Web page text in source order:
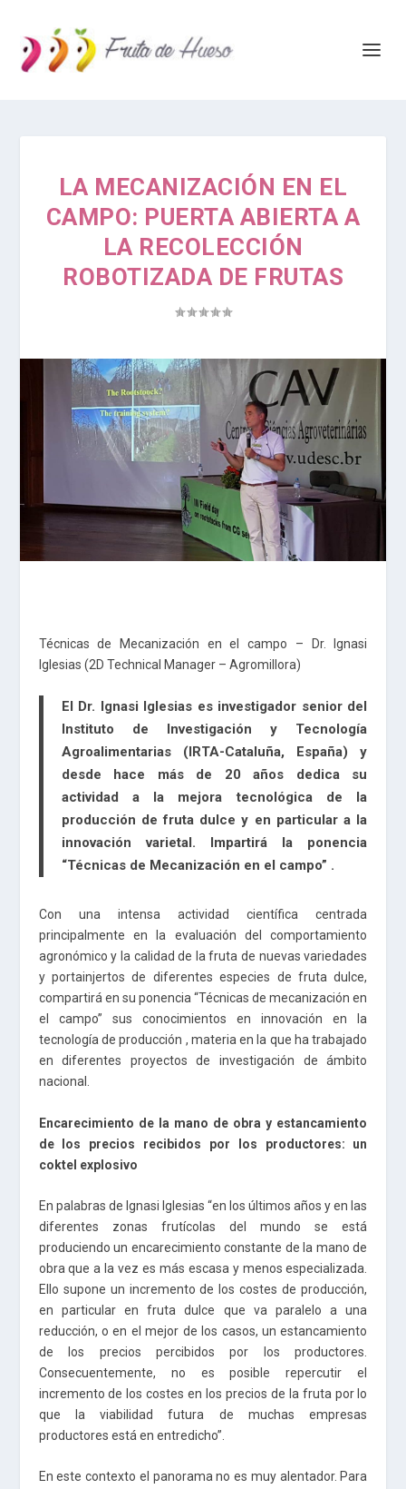
LA MECANIZACIÓN EN EL
CAMPO: PUERTA ABIERTA A
LA RECOLECCIÓN
ROBOTIZADA DE FRUTAS
Técnicas de Mecanización en el campo – Dr. Ignasi
Iglesias (2D Technical Manager – Agromillora)
El Dr. Ignasi Iglesias es investigador senior del
Instituto de Investigación y Tecnología
Agroalimentarias (IRTA-Cataluña, España) y
desde hace más de 20 años dedica su
actividad a la mejora tecnológica de la
producción de fruta dulce y en particular a la
innovación varietal. Impartirá la ponencia
“Técnicas de Mecanización en el campo” .
Con una intensa actividad científica centrada
principalmente en la evaluación del comportamiento
agronómico y la calidad de la fruta de nuevas variedades
y portainjertos de diferentes especies de fruta dulce,
compartirá en su ponencia “Técnicas de mecanización en
el campo” sus conocimientos en innovación en la
tecnología de producción , materia en la que ha trabajado
en diferentes proyectos de investigación de ámbito
nacional.
Encarecimiento de la mano de obra y estancamiento
de los precios recibidos por los productores: un
coktel explosivo
En palabras de Ignasi Iglesias “en los últimos años y en las
diferentes zonas frutícolas del mundo se está
produciendo un encarecimiento constante de la mano de
obra que a la vez es más escasa y menos especializada.
Ello supone un incremento de los costes de producción,
en particular en fruta dulce que va paralelo a una
reducción, o en el mejor de los casos, un estancamiento
de los precios percibidos por los productores.
Consecuentemente, no es posible repercutir el
incremento de los costes en los precios de la fruta por lo
que la viabilidad futura de muchas empresas
productores está en entredicho”.
En este contexto el panorama no es muy alentador. Para